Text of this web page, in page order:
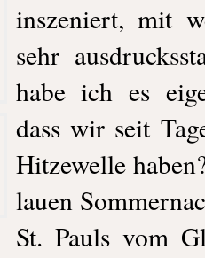
inszeniert, mit
sehr
habe ich es
dass wir seit
Hitzewelle
lauen
St. Pauls vom